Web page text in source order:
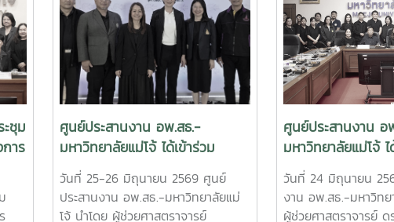
ชุม
าร
ต
ศูนย์ประสานงาน อพ.สธ.-
มหาวิทยาลัยแม่โจ้ ได้เข้าร่วม
ประชุมเชิงปฏิบัติการ เรื่อง การ
แลกเปลี่ยนเรียนรู้ระหว่างเครือข่าย
C-อพ.สธ. ประจำปีงบประมาณ
วันที่ 25-26 มิถุนายน 2569 ศูนย์
ประสานงาน อพ.สธ.-มหาวิทยาลัยแม่
โจ้ นำโดย ผู้ช่วยศาสตราจารย์
ศูนย์ประสานงาน อ
มหาวิทยาลัยแม่โจ้
ศึกษาดูงานจาก เท
เปา จังหวัดเชียงใหม่
วันที่ 24 มิถุนายน
งาน อพ.สธ.-มหาวิทย
ผู้ช่วยศาสตราจารย์